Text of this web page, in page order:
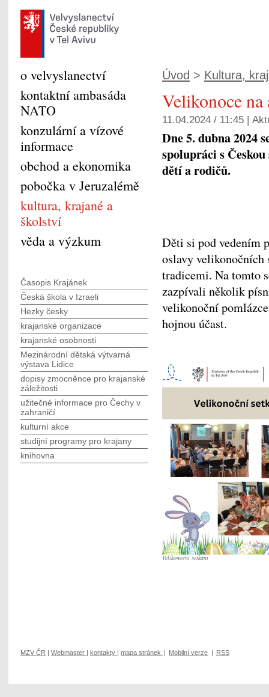
Úvod > Kultura,
Velikonoce na
11.04.2024 / 11:45 |
Dne 5. dubna 2024
spolupráci s
dětí a rodičů.
Děti si pod vedením
oslavy
tradicemi. Na tomto
zazpívali několik
velikonoční
hojnou účast.
Velikonoční setkání
o velvyslanectví
kontaktní ambasáda
NATO
konzulární a vízové
informace
obchod a ekonomika
pobočka v Jeruzalémě
kultura, krajané a
školství
věda a výzkum
Časopis Krajánek
Česká škola v Izraeli
Hezky česky
krajanské organizace
krajanské osobnosti
Mezinárodní dětská výtvarná
výstava Lidice
dopisy zmocněnce pro krajanské
záležitosti
užitečné informace pro Čechy v
zahraničí
kulturní akce
studijní programy pro krajany
knihovna
MZV ČR | Webmaster | kontakty | mapa stránek | Mobilní verze | RSS